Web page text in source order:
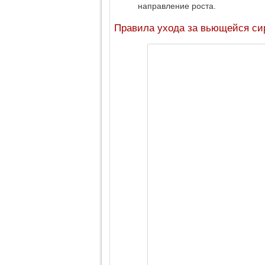
направление роста.
Правила ухода за вьющейся